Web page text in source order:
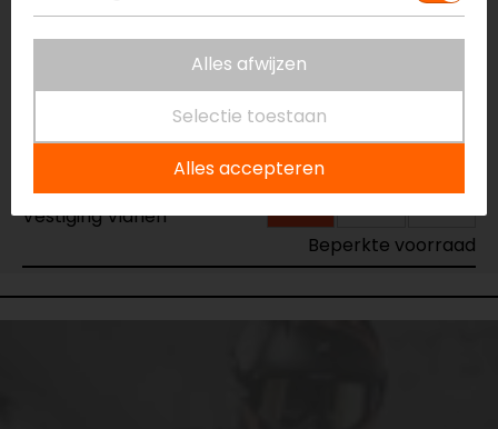
Vestiging Breda
Vestiging Capelle a/d IJssel
Beperkte voorraad
Vestiging Eindhoven
Beperkte voorraad
Vestiging Vianen
Beperkte voorraad
Alles afwijzen
Selectie toestaan
Alles accepteren